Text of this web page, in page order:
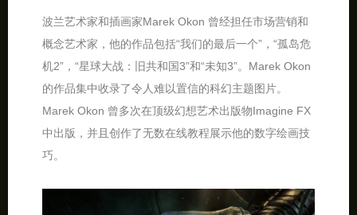
波兰艺术家和插画家Marek Okon 曾经担任市场营销和
概念艺术家，他的作品包括“我们的最后一个”，“孤岛危
机2”，“星球大战：旧共和国3”和“未知3”。Marek Okon
的作品集中收录了令人难以置信的科幻主题图片。
Marek Okon 曾多次在顶级幻想艺术出版物Imagine FX
中出版，并且创作了无数在线教程展示他的数字绘画技
巧。